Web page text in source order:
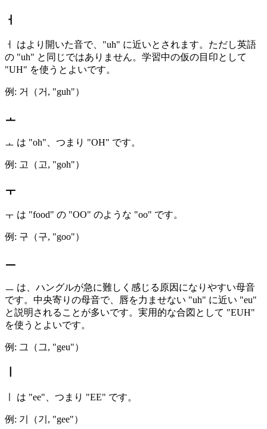
ㅓ
ㅓ はより開いた音で、"uh" に近いとされます。ただし英語
の "uh" と同じではありません。学習中の仮の目印として
"UH" を使うとよいです。
例: 거（거, "guh"）
ㅗ
ㅗ は "oh"、つまり "OH" です。
例: 고（고, "goh"）
ㅜ
ㅜ は "food" の "OO" のような "oo" です。
例: 구（구, "goo"）
ㅡ
ㅡ は、ハングルが急に難しく感じる原因になりやすい母音
です。中央寄りの母音で、唇を力ませない "uh" に近い "eu"
と説明されることが多いです。実用的な合図として "EUH"
を使うとよいです。
例: 그（그, "geu"）
ㅣ は "ee"、つまり "EE" です。
例: 기（기, "gee"）